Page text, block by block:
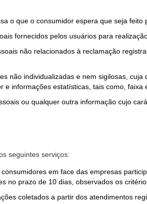
o que o consumidor espera que seja
fornecidos pelos usuários para
não relacionados à reclamação
não individualizadas e nem sigilosas,
e informações estatísticas, tais como,
ou qualquer outra informação cujo
seguintes serviços:
em face das empresas
no prazo de 10 dias, observados os
coletados a partir dos atendimentos